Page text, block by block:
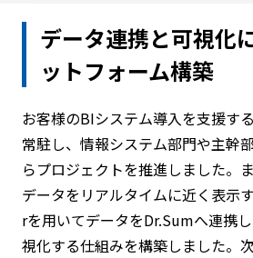
データ連携と可視化
ットフォーム構築
お客様のBIシステム導入を支援す
常駐し、情報システム部門や主幹
らプロジェクトを推進しました。
データをリアルタイムに近く表示
rを用いてデータをDr.Sumへ連携
視化する仕組みを構築しました。